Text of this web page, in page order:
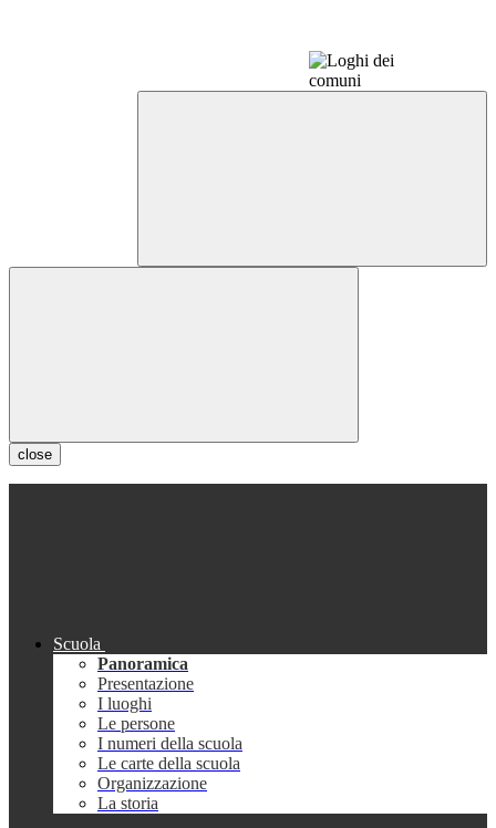
close
Scuola
Panoramica
Presentazione
I luoghi
Le persone
I numeri della scuola
Le carte della scuola
Organizzazione
La storia